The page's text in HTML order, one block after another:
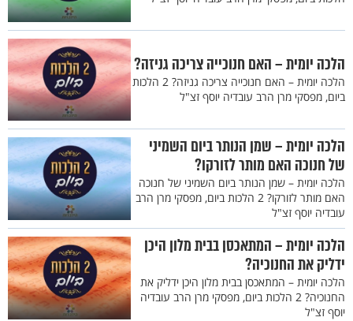
הלכה יומית – האם חנוכייה צריכה גניזה?
הלכה יומית – האם חנוכייה צריכה גניזה? 2 הלכות
ביום, מפסקי מרן הרב עובדיה יוסף זצ"ל
הלכה יומית – שמן הנותר ביום השמיני
של חנוכה האם מותר לזורקו?
הלכה יומית – שמן הנותר ביום השמיני של חנוכה
האם מותר לזורקו? 2 הלכות ביום, מפסקי מרן הרב
עובדיה יוסף זצ"ל
הלכה יומית – המתאכסן בבית מלון היכן
ידליק את החנוכיה?
הלכה יומית – המתאכסן בבית מלון היכן ידליק את
החנוכיה? 2 הלכות ביום, מפסקי מרן הרב עובדיה
יוסף זצ"ל